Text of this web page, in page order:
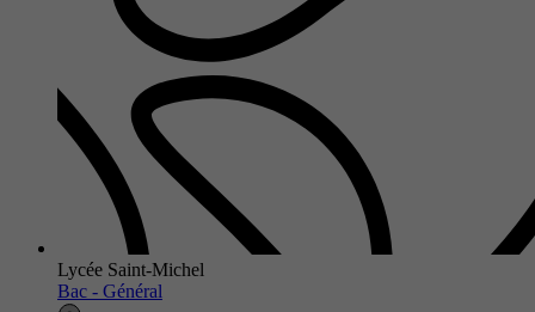
Lycée Saint-Michel
Bac - Général